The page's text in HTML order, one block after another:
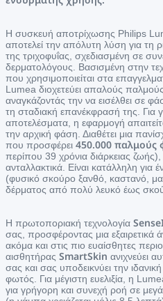
Η συσκευή αποτρίχωσης Philips
αποτελεί την απόλυτη λύση για τη
της τριχοφυΐας, σχεδιασμένη σε
δερματολόγους. Βασισμένη στην
που χρησιμοποιείται στα
Lumea διοχετεύει απαλούς
αναγκάζοντάς την να εισέλθει σε
τη σταδιακή επανέκφρασή της. Για
αποτελέσματα, η εφαρμογή
την αρχική φάση. Διαθέτει μια
που προσφέρει 450.000 παλμούς
περίπου 39 χρόνια διάρκειας
ανταλλακτικά. Είναι κατάλληλη
(φυσικό σκούρο ξανθό, καστανό,
δέρματος από πολύ λευκό έως
Η πρωτοποριακή τεχνολογία
σας, προσφέροντας μια εξαιρετικά
ακόμα και στις πιο ευαίσθητες
αισθητήρας SmartSkin ανιχνεύει
σας και σας υποδεικνύει την
φωτός. Για μέγιστη ευελιξία, η
για γρήγορη και συνεχή ροή σε